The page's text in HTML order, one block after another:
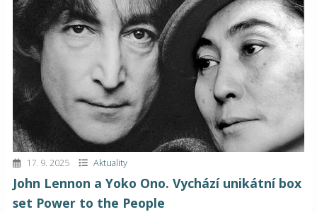
17. 9. 2025 Aktuality
John Lennon a Yoko Ono. Vychází unikátní box
set Power to the People